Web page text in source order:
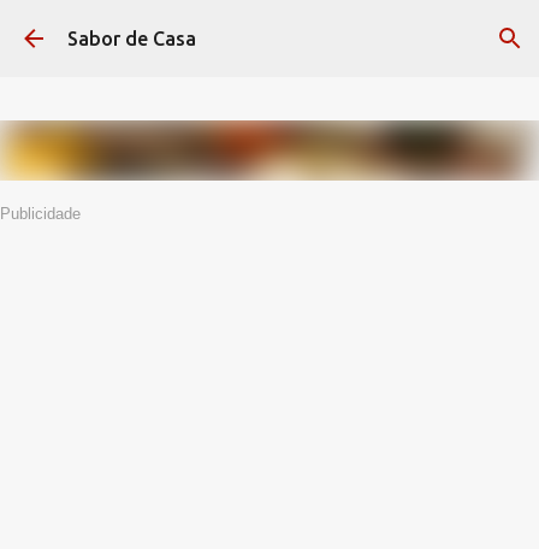
Avançar para o conteúdo principal
Sabor de Casa
Publicidade